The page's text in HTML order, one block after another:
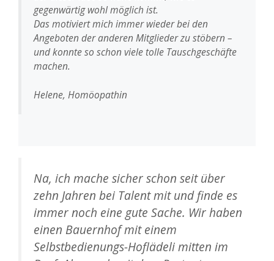
gegenwärtig wohl möglich ist.
Das motiviert mich immer wieder bei den
Angeboten der anderen Mitglieder zu stöbern –
und konnte so schon viele tolle Tauschgeschäfte
machen.
Helene, Homöopathin
Na, ich mache sicher schon seit über
zehn Jahren bei Talent mit und finde es
immer noch eine gute Sache. Wir haben
einen Bauernhof mit einem
Selbstbedienungs-Hoflädeli mitten im